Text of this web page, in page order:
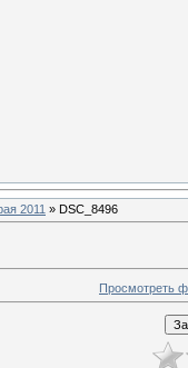
2011 » DSC_8496
Просмотреть